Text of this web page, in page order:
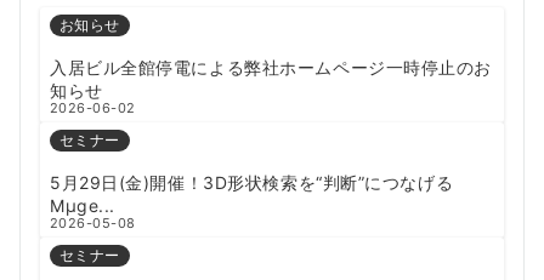
お知らせ
入居ビル全館停電による弊社ホームページ一時停止のお
知らせ
2026-06-02
セミナー
5月29日(金)開催！3D形状検索を“判断”につなげる
Mµge...
2026-05-08
セミナー